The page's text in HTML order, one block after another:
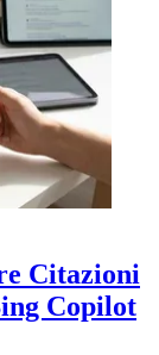
Citazioni
Copilot